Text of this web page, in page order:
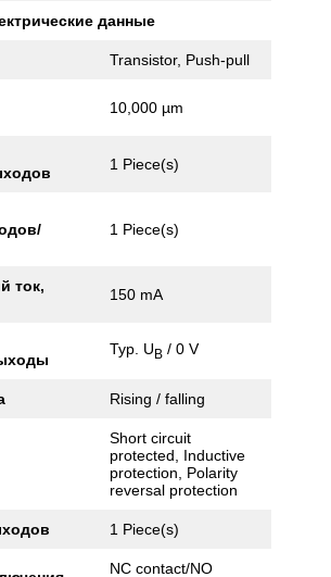
данные
Transistor, Push-pull
10,000 µm
1 Piece(s)
1 Piece(s)
ток,
150 mA
Typ. UB / 0 V
Rising / falling
Short circuit
protected, Inductive
protection, Polarity
reversal protection
1 Piece(s)
NC contact/NO